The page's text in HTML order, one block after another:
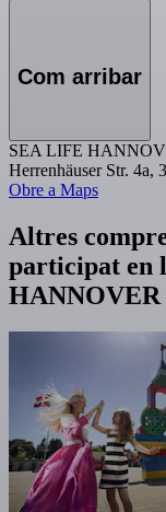
Com arribar
SEA LIFE
Herrenhäuser Str. 4a,
Obre a Maps
Altres
participat en
HANNOVER